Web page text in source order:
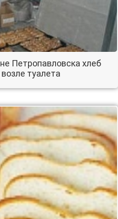
Петропавловска хлеб
туалета